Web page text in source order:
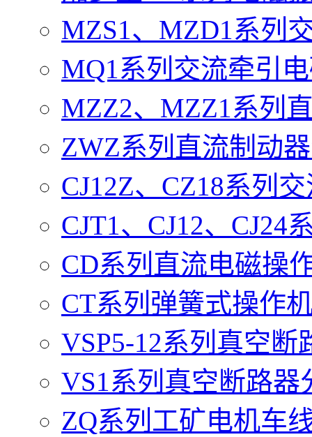
MZS1、MZD1系列
MQ1系列交流牵引
MZZ2、MZZ1系列
ZWZ系列直流制动
CJ12Z、CZ18系列
CJT1、CJ12、CJ24
CD系列直流电磁操
CT系列弹簧式操作
VSP5-12系列真空断
VS1系列真空断路器
ZQ系列工矿电机车